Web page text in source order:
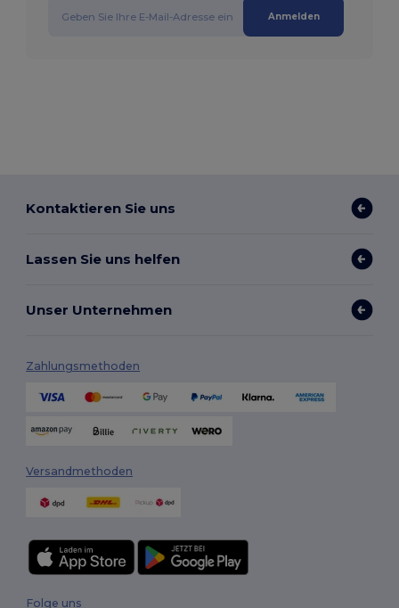
Anmelden
Kontaktieren Sie uns
Lassen Sie uns helfen
Unser Unternehmen
Zahlungsmethoden
Versandmethoden
Folge uns